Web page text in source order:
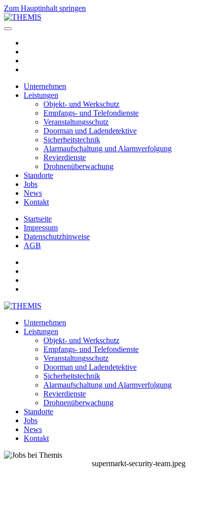
Zum Hauptinhalt springen
Unternehmen
Leistungen
Objekt- und Werkschutz
Empfangs- und Telefondienste
Veranstaltungsschutz
Doorman und Ladendetektive
Sicherheitstechnik
Alarmaufschaltung und Alarmverfolgung
Revierdienste
Drohnenüberwachung
Standorte
Jobs
News
Kontakt
Startseite
Impressum
Datenschutzhinweise
AGB
Unternehmen
Leistungen
Objekt- und Werkschutz
Empfangs- und Telefondienste
Veranstaltungsschutz
Doorman und Ladendetektive
Sicherheitstechnik
Alarmaufschaltung und Alarmverfolgung
Revierdienste
Drohnenüberwachung
Standorte
Jobs
News
Kontakt
supermarkt-security-team.jpeg